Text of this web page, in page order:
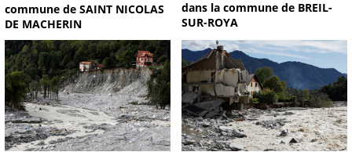
commune de SAINT NICOLAS
DE MACHERIN
dans la commune de BREIL-
SUR-ROYA